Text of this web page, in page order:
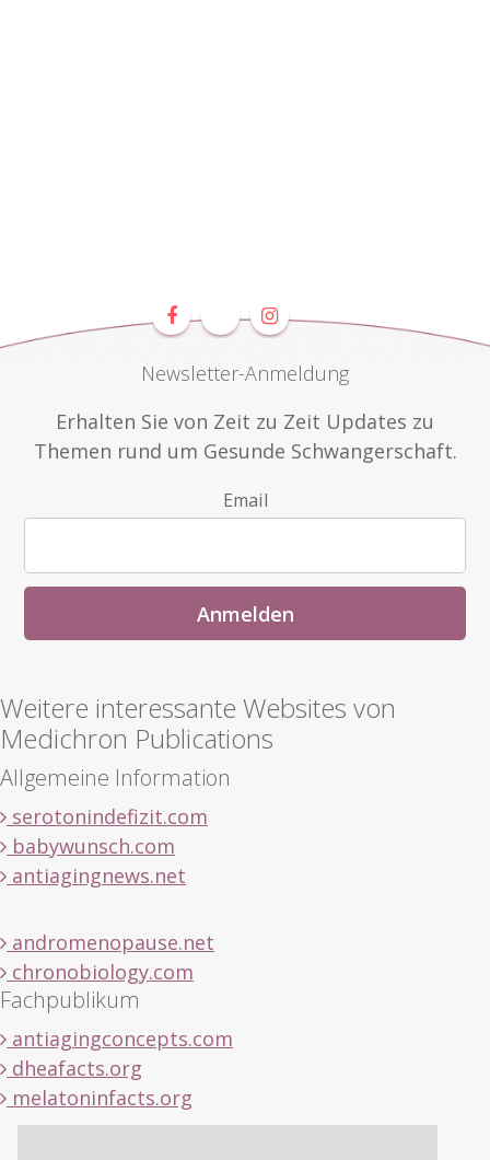
Newsletter-Anmeldung
Erhalten Sie von Zeit zu Zeit Updates zu
Themen rund um Gesunde Schwangerschaft.
Email
Weitere interessante Websites von
Medichron Publications
Allgemeine Information
serotonindefizit.com
babywunsch.com
antiagingnews.net
andromenopause.net
chronobiology.com
Fachpublikum
antiagingconcepts.com
dheafacts.org
melatoninfacts.org